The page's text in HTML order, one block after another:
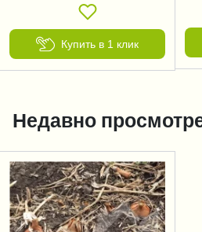
Купить в 1 клик
Недавно